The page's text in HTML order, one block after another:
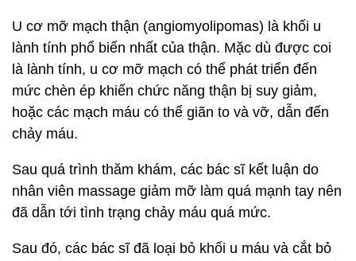
U cơ mỡ mạch thận (angiomyolipomas) là khối u
lành tính phổ biến nhất của thận. Mặc dù được coi
là lành tính, u cơ mỡ mạch có thể phát triển đến
mức chèn ép khiến chức năng thận bị suy giảm,
hoặc các mạch máu có thể giãn to và vỡ, dẫn đến
chảy máu.
Sau quá trình thăm khám, các bác sĩ kết luận do
nhân viên massage giảm mỡ làm quá mạnh tay nên
đã dẫn tới tình trạng chảy máu quá mức.
Sau đó, các bác sĩ đã loại bỏ khối u máu và cắt bỏ